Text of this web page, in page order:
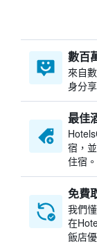
數百
來自
身分
最佳
宿，
住宿。
免費
我們
在
飯店